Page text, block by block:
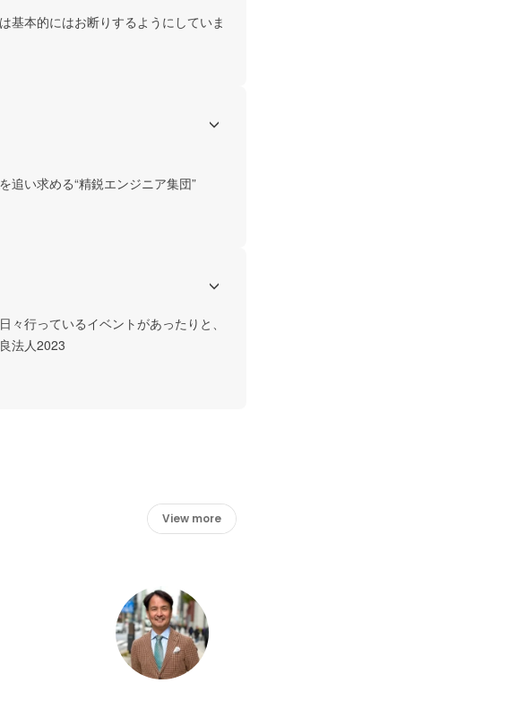
基本的にはお断りするようにしていま
追い求める“精鋭エンジニア集団”
行っているイベントがあったりと、
法人2023
View more